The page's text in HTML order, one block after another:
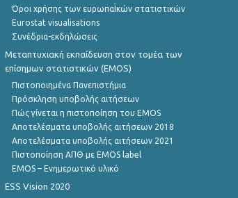
Όροι χρήσης των ευρωπαΪκών στατιστικών
Eurostat visualisations
Συνέδρια-εκδηλώσεις
Μεταπτυχιακή εκπαίδευση στον τομέα των
επίσημων στατιστικών (EMOS)
Πιστοποιημένα Πανεπιστήμια
Πρόσκληση υποβολής αιτήσεων
Πώς γίνεται η πιστοποίηση του EMOS
Αποτελέσματα υποβολής αιτήσεων 2018
Αποτελέσματα υποβολής αιτήσεων 2021
Πιστοποίηση ΑΠΘ με EMOS label
EMOS – Ενημερωτικό υλικό
ESS Vision 2020